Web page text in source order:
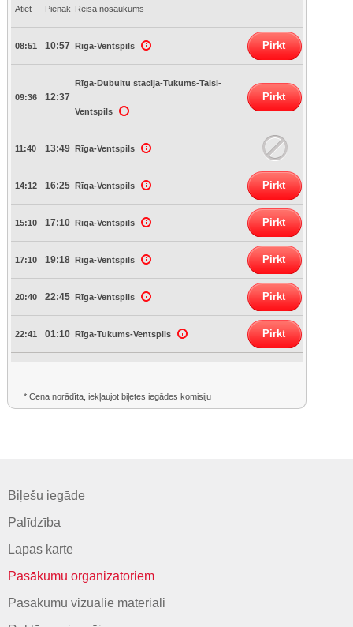
Atiet Pienāk Reisa nosaukums
08:51 10:57 Rīga-Ventspils Pirkt
09:36 12:37
Rīga-Dubultu stacija-Tukums-Talsi-
Ventspils
Pirkt
11:40 13:49 Rīga-Ventspils
14:12 16:25 Rīga-Ventspils Pirkt
15:10 17:10 Rīga-Ventspils Pirkt
17:10 19:18 Rīga-Ventspils Pirkt
20:40 22:45 Rīga-Ventspils Pirkt
22:41 01:10 Rīga-Tukums-Ventspils Pirkt
* Cena norādīta, iekļaujot biļetes iegādes komisiju
Biļešu iegāde
Palīdzība
Lapas karte
Pasākumu organizatoriem
Pasākumu vizuālie materiāli